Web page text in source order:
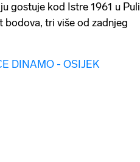
gostuje kod Istre 1961 u
bodova, tri više od zadnjeg
DINAMO - OSIJEK